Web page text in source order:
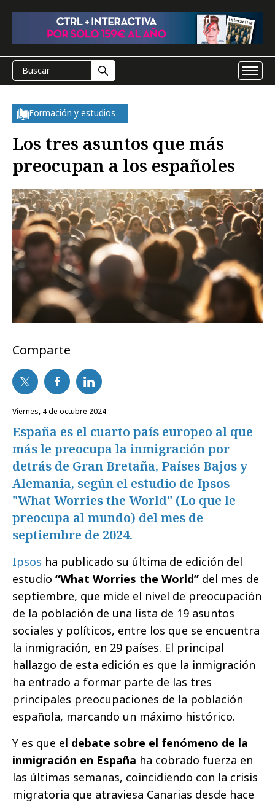
Formación y estudios
Los tres asuntos que más
preocupan a los españoles
Comparte
viernes, 4 de octubre 2024
España es el cuarto país europeo al que
más le preocupa la inmigración por
detrás de Gran Bretaña, Países Bajos y
Alemania, según el estudio de Ipsos
"What Worries the World" (Lo que le
preocupa al mundo) del mes de
septiembre de 2024.
Ipsos ha publicado su última de edición del
estudio “What Worries the World” del mes de
septiembre, que mide el nivel de preocupación
de la población de una lista de 19 asuntos
sociales y políticos, entre los que se encuentra
la inmigración, en 29 países. El principal
hallazgo de esta edición es que la inmigración
ha entrado a formar parte de las tres
principales preocupaciones de la población
española, marcando un máximo histórico.
Y es que el debate sobre el fenómeno de la
inmigración en España ha cobrado fuerza en
las últimas semanas, coincidiendo con la crisis
migratoria que atraviesa Canarias desde hace